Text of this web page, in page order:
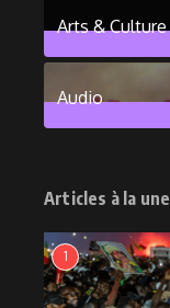
Arts & Culture
Audio
Articles à la une
1